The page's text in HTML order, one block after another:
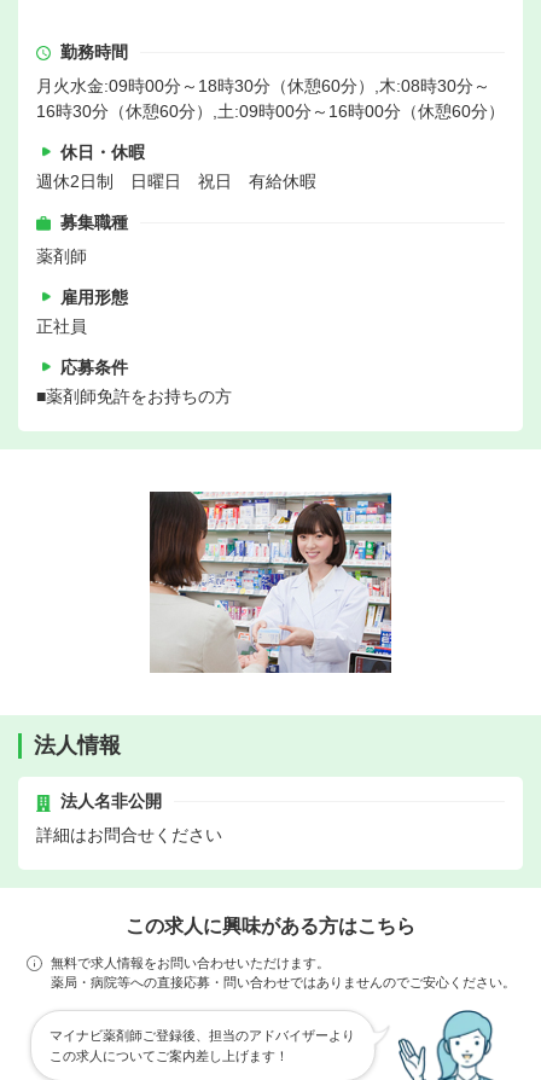
勤務時間
月火水金:09時00分～18時30分（休憩60分）,木:08時30分～
16時30分（休憩60分）,土:09時00分～16時00分（休憩60分）
休日・休暇
週休2日制 日曜日 祝日 有給休暇
募集職種
薬剤師
雇用形態
正社員
応募条件
■薬剤師免許をお持ちの方
法人情報
法人名非公開
詳細はお問合せください
この求人に興味がある方はこちら
無料で求人情報をお問い合わせいただけます。
薬局・病院等への直接応募・問い合わせではありませんのでご安心ください。
マイナビ薬剤師ご登録後、担当のアドバイザーより
この求人についてご案内差し上げます！